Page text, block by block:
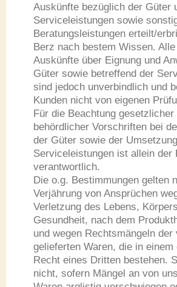
Auskünfte bezüglich der Güter
Serviceleistungen sowie
Beratungsleistungen erteilt/
Berz nach bestem Wissen. Alle
Auskünfte über Eignung und
Güter sowie betreffend der
sind jedoch unverbindlich und
Kunden nicht von eigenen
Für die Beachtung gesetzlicher
behördlicher Vorschriften bei
der Güter sowie der
Serviceleistungen ist allein der
verantwortlich.
Die o.g. Bestimmungen gelten
Verjährung von Ansprüchen
Verletzung des Lebens,
Gesundheit, nach dem
und wegen Rechtsmängeln der
gelieferten Waren, die in einem
Recht eines Dritten bestehen.
nicht, sofern Mängel an von